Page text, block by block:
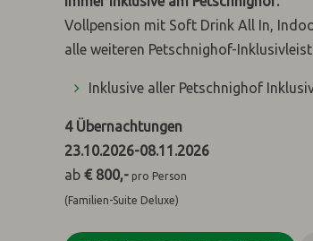
Vollpension mit Soft Drink All In,
alle weiteren Petschnighof-
Inklusive aller Petschnighof
4 Übernachtungen
23.10.2026-08.11.2026
ab € 800,- pro Person
(Familien-Suite Deluxe)